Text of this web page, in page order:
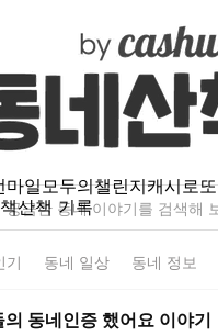
마일모두의챌린지캐시로또
산책 기록
기 동네 일상 동네 정보
동네인증 했어요 이야기